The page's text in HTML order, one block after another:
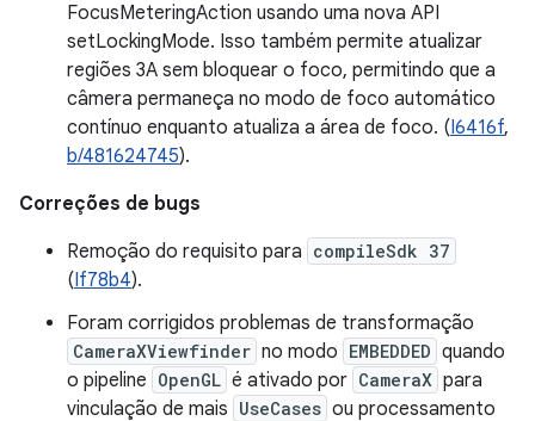
FocusMeteringAction usando uma nova API
setLockingMode. Isso também permite atualizar
regiões 3A sem bloquear o foco, permitindo que a
câmera permaneça no modo de foco automático
contínuo enquanto atualiza a área de foco. (I6416f,
b/481624745).
Correções de bugs
Remoção do requisito para compileSdk 37
(If78b4).
Foram corrigidos problemas de transformação
CameraXViewfinder no modo EMBEDDED quando
o pipeline OpenGL é ativado por CameraX para
vinculação de mais UseCases ou processamento